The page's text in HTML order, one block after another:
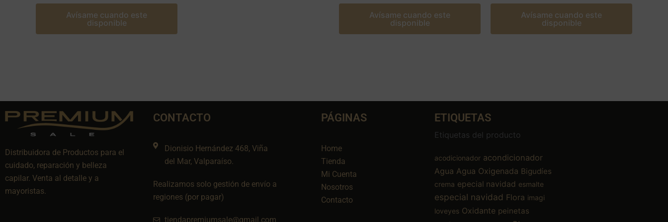
Avísame cuando este
disponible
Avísame cuando este
disponible
Avísame cuando este
disponible
Distribuidora de Productos para el
cuidado, reparación y belleza
capilar. Venta al detalle y a
mayoristas.
CONTACTO
Dionisio Hernández 468, Viña
del Mar, Valparaíso.
Realizamos solo gestión de envío a
regiones (por pagar)
tiendapremiumsale@gmail.com
PÁGINAS
Home
Tienda
Mi Cuenta
Nosotros
Contacto
ETIQUETAS
Etiquetas del producto
acodicionador acondicionador
Agua Agua Oxigenada Bigudíes
crema epecial navidad esmalte
especial navidad Flora imagi
loveyes Oxidante peinetas